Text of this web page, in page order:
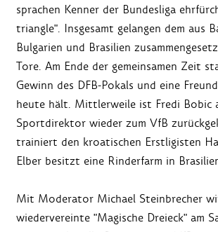
sprachen Kenner der Bundesliga
triangle". Insgesamt gelangen dem aus
Bulgarien und Brasilien
Tore. Am Ende der gemeinsamen Zeit
Gewinn des DFB-Pokals und eine
heute hält. Mittlerweile ist Fredi Bobic
Sportdirektor wieder zum VfB
trainiert den kroatischen Erstligisten
Elber besitzt eine Rinderfarm in
Mit Moderator Michael Steinbrecher
wiedervereinte "Magische Dreieck" am